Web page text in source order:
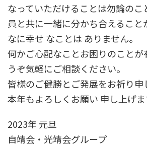
なっていただけることは勿論のこ
員と共に一緒に分かち合えるこ
なに幸せ なことは ありません。
何かご心配なことお困りのこと
うぞ気軽にご相談ください。
皆様のご健勝とご発展をお祈り申
本年もよろしくお願い 申し上げま
2023年 元旦
自靖会・光靖会グループ